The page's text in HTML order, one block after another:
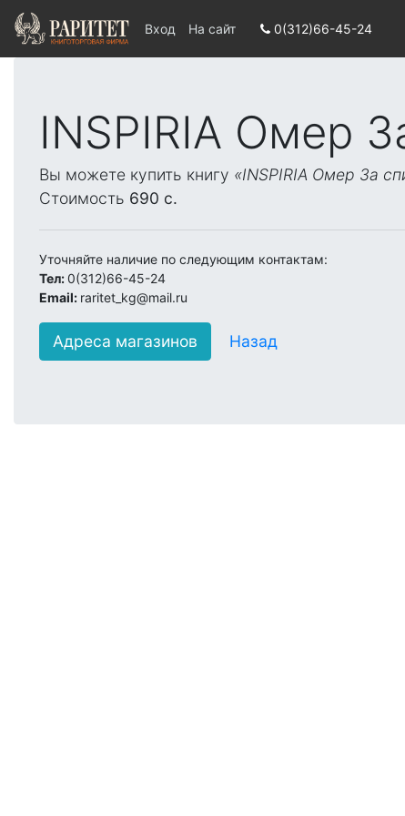
Вход На сайт 0(312)66-45-24
INSPIRIA Омер
Вы можете купить книгу «INSPIRIA Омер За
Стоимость 690 c.
Уточняйте наличие по следующим контактам:
Тел:0(312)66-45-24
Email: raritet_kg@mail.ru
Адреса магазинов Назад